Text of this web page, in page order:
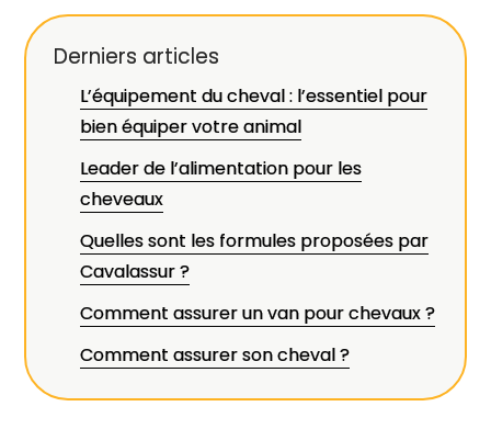
Derniers articles
L’équipement du cheval : l’essentiel pour
bien équiper votre animal
Leader de l’alimentation pour les
cheveaux
Quelles sont les formules proposées par
Cavalassur ?
Comment assurer un van pour chevaux ?
Comment assurer son cheval ?